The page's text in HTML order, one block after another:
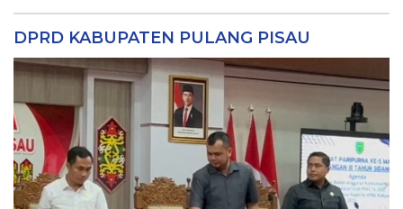
DPRD KABUPATEN PULANG PISAU